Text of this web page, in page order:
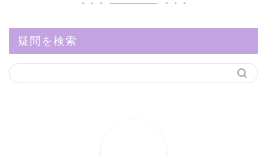
疑問を検索